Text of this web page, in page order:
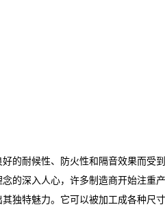
的耐候性、防火性和隔音效果而受
的深入人心，许多制造商开始注重
独特魅力。它可以被加工成各种